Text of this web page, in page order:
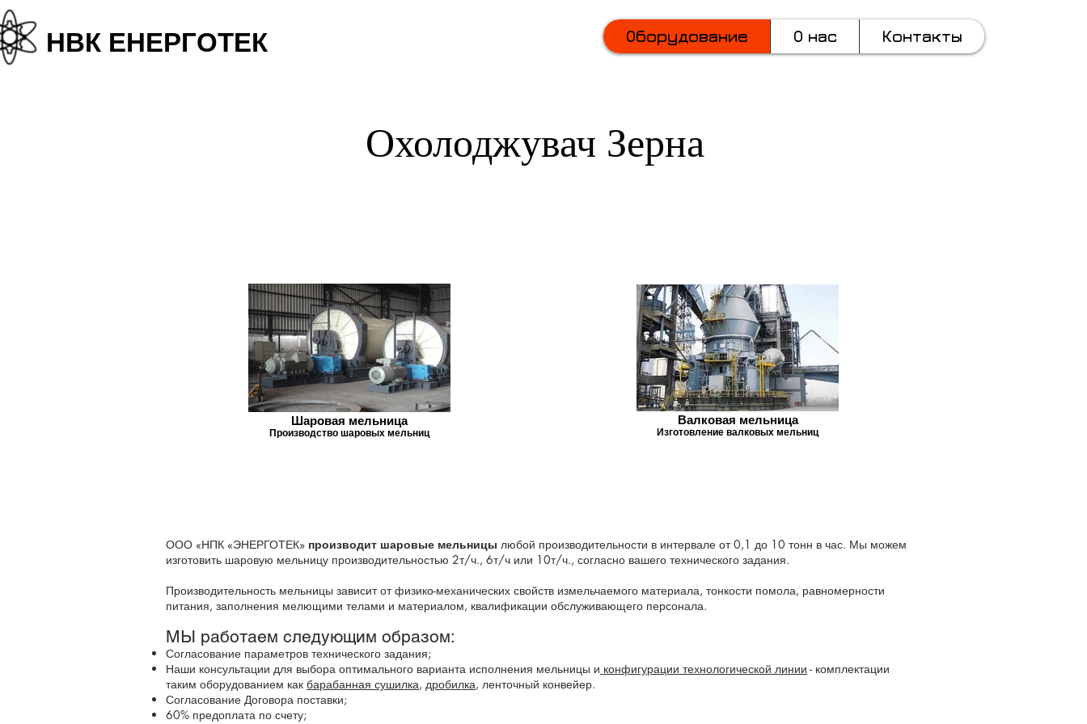
НВК ЕНЕРГОТЕК Оборудование О нас Контакты
Охолоджувач Зерна
ООО «НПК «ЭНЕРГОТЕК» производит шаровые мельницы любой производительности в интервале от 0,1 до 10 тонн в час. Мы можем
изготовить шаровую мельницу производительностью 2т/ч., 6т/ч или 10т/ч., согласно вашего технического задания.
Производительность мельницы зависит от физико-механических свойств измельчаемого материала, тонкости помола, равномерности
питания, заполнения мелющими телами и материалом, квалификации обслуживающего персонала.
МЫ работаем следующим образом:
Согласование параметров технического задания;
Наши консультации для выбора оптимального варианта исполнения мельницы и конфигурации технологической линии - комплектации
таким оборудованием как барабанная сушилка, дробилка, ленточный конвейер.
Согласование Договора поставки;
60% предоплата по счету;
Шаровая мельница
Производство шаровых мельниц
Валковая мельница
Изготовление валковых мельниц